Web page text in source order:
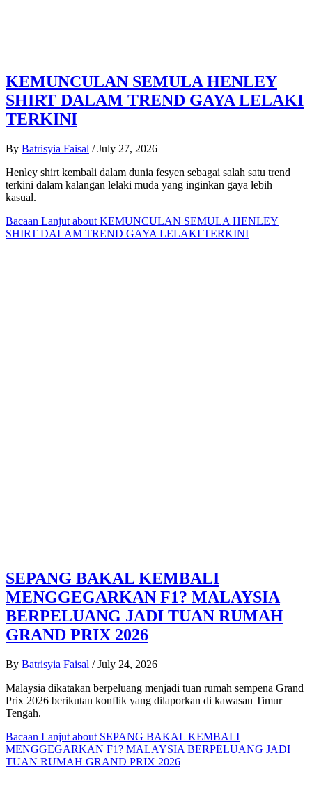
KEMUNCULAN SEMULA HENLEY
SHIRT DALAM TREND GAYA LELAKI
TERKINI
By Batrisyia Faisal / July 27, 2026
Henley shirt kembali dalam dunia fesyen sebagai salah satu trend
terkini dalam kalangan lelaki muda yang inginkan gaya lebih
kasual.
Bacaan Lanjut about KEMUNCULAN SEMULA HENLEY
SHIRT DALAM TREND GAYA LELAKI TERKINI
SEPANG BAKAL KEMBALI
MENGGEGARKAN F1? MALAYSIA
BERPELUANG JADI TUAN RUMAH
GRAND PRIX 2026
By Batrisyia Faisal / July 24, 2026
Malaysia dikatakan berpeluang menjadi tuan rumah sempena Grand
Prix 2026 berikutan konflik yang dilaporkan di kawasan Timur
Tengah.
Bacaan Lanjut about SEPANG BAKAL KEMBALI
MENGGEGARKAN F1? MALAYSIA BERPELUANG JADI
TUAN RUMAH GRAND PRIX 2026